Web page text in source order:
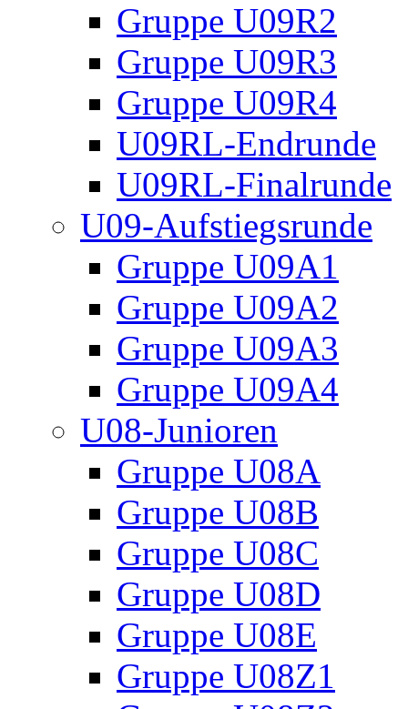
Gruppe U09R2
Gruppe U09R3
Gruppe U09R4
U09RL-Endrunde
U09RL-Finalrunde
U09-Aufstiegsrunde
Gruppe U09A1
Gruppe U09A2
Gruppe U09A3
Gruppe U09A4
U08-Junioren
Gruppe U08A
Gruppe U08B
Gruppe U08C
Gruppe U08D
Gruppe U08E
Gruppe U08Z1